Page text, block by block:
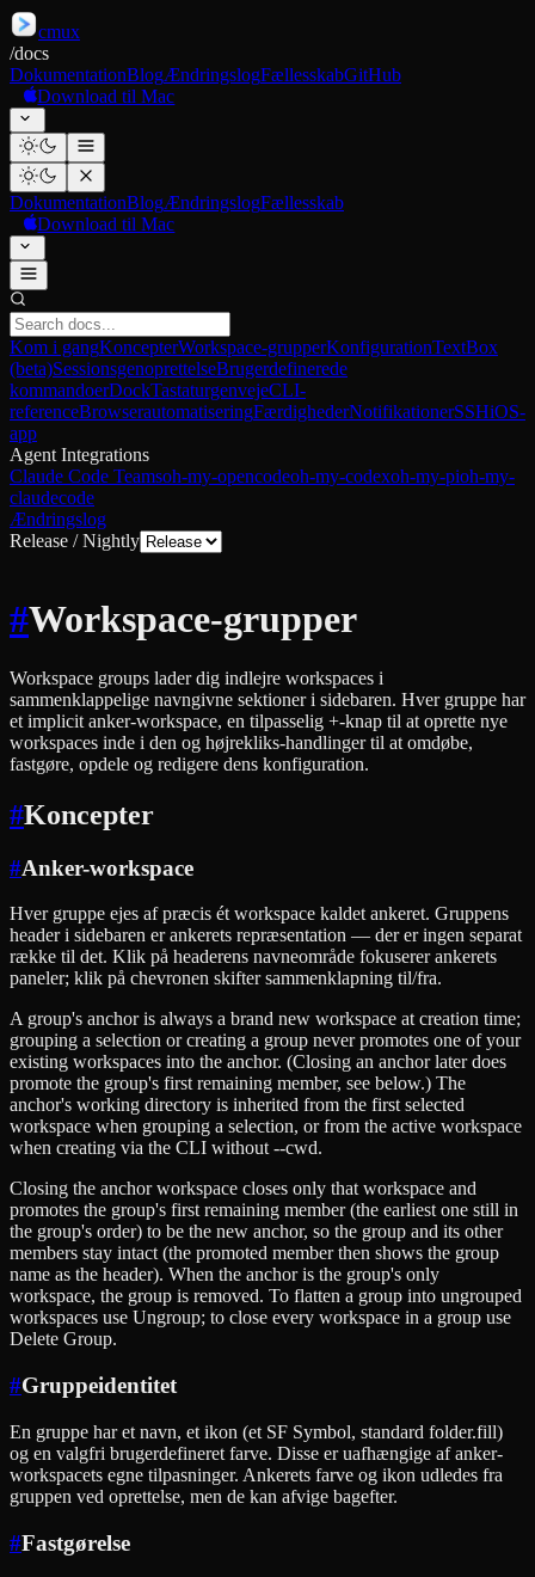
cmux
/docs
DokumentationBlogÆndringslogFællesskabGitHub
Download til Mac
DokumentationBlogÆndringslogFællesskab
Download til Mac
Kom i gangKoncepterWorkspace-grupperKonfigurationTextBox
(beta)SessionsgenoprettelseBrugerdefinerede
kommandoerDockTastaturgenvejeCLI-
referenceBrowserautomatiseringFærdighederNotifikationerSSHiOS-
app
Agent Integrations
Claude Code Teamsoh-my-opencodeoh-my-codexoh-my-pioh-my-
claudecode
Ændringslog
Release / Nightly
#Workspace-grupper
Workspace groups lader dig indlejre workspaces i
sammenklappelige navngivne sektioner i sidebaren. Hver gruppe har
et implicit anker-workspace, en tilpasselig +-knap til at oprette nye
workspaces inde i den og højrekliks-handlinger til at omdøbe,
fastgøre, opdele og redigere dens konfiguration.
#Koncepter
#Anker-workspace
Hver gruppe ejes af præcis ét workspace kaldet ankeret. Gruppens
header i sidebaren er ankerets repræsentation — der er ingen separat
række til det. Klik på headerens navneområde fokuserer ankerets
paneler; klik på chevronen skifter sammenklapning til/fra.
A group's anchor is always a brand new workspace at creation time;
grouping a selection or creating a group never promotes one of your
existing workspaces into the anchor. (Closing an anchor later does
promote the group's first remaining member, see below.) The
anchor's working directory is inherited from the first selected
workspace when grouping a selection, or from the active workspace
when creating via the CLI without --cwd.
Closing the anchor workspace closes only that workspace and
promotes the group's first remaining member (the earliest one still in
the group's order) to be the new anchor, so the group and its other
members stay intact (the promoted member then shows the group
name as the header). When the anchor is the group's only
workspace, the group is removed. To flatten a group into ungrouped
workspaces use Ungroup; to close every workspace in a group use
Delete Group.
#Gruppeidentitet
En gruppe har et navn, et ikon (et SF Symbol, standard folder.fill)
og en valgfri brugerdefineret farve. Disse er uafhængige af anker-
workspacets egne tilpasninger. Ankerets farve og ikon udledes fra
gruppen ved oprettelse, men de kan afvige bagefter.
#Fastgørelse